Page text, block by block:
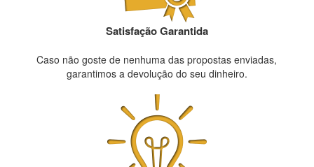
Satisfação Garantida
Caso não goste de nenhuma das propostas enviadas,
garantimos a devolução do seu dinheiro.